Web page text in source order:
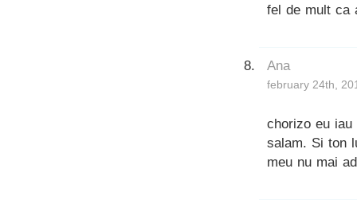
fel de mult ca
Ana
february 24th,
chorizo eu
salam. Si ton
meu nu mai